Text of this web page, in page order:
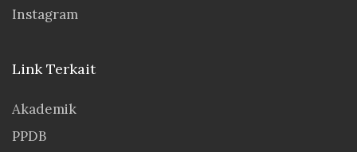
Instagram
Link Terkait
Akademik
PPDB